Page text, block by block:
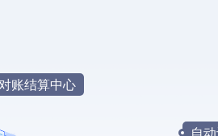
账结算中心
自